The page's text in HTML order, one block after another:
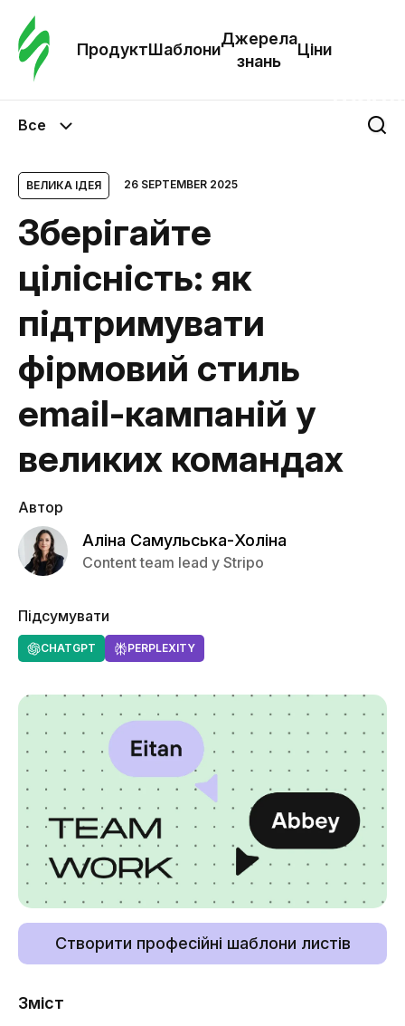
ПродуктШаблони
Джерела
знань
Ціни
Все
ВЕЛИКА ІДЕЯ 26 SEPTEMBER 2025
Зберігайте
цілісність: як
підтримувати
фірмовий стиль
email-кампаній у
великих командах
Автор
Аліна Самульська-Холіна
Content team lead у Stripo
Підсумувати
CHATGPT PERPLEXITY
Створити професійні шаблони листів
Зміст